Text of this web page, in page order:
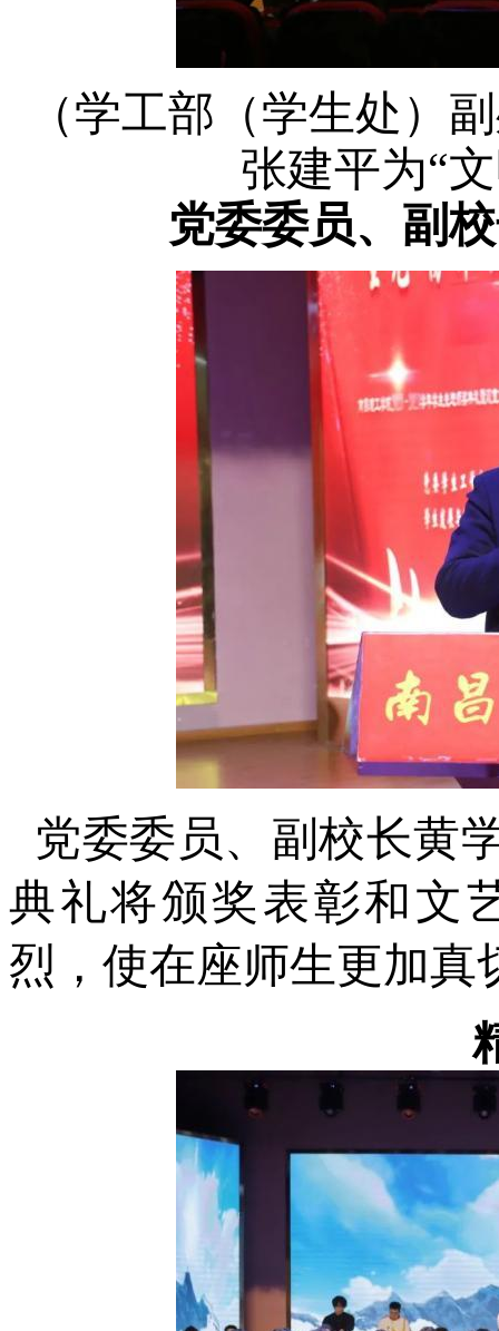
（学工部（学生处）
张建平为“
党委委员、副
党委委员、副校长黄
典礼将颁奖表彰和文
烈，使在座师生更加真